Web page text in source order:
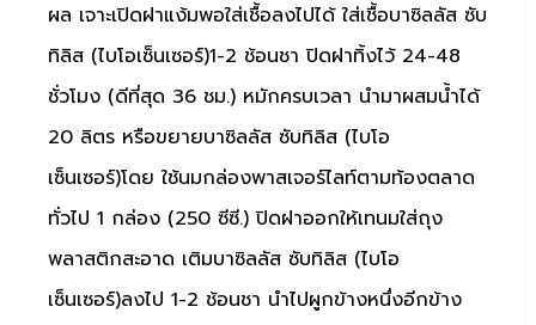
ผล เจาะเปิดฝาแง้มพอใส่เชื้อลงไปได้ ใส่เชื้อบาซิลลัส ซับ
ทิลิส (ไบโอเซ็นเซอร์)1-2 ช้อนชา ปิดฝาทิ้งไว้ 24-48
ชั่วโมง (ดีที่สุด 36 ชม.) หมักครบเวลา นำมาผสมน้ำได้
20 ลิตร หรือขยายบาซิลลัส ซับทิลิส (ไบโอ
เซ็นเซอร์)โดย ใช้นมกล่องพาสเจอร์ไลท์ตามท้องตลาด
ทั่วไป 1 กล่อง (250 ซีซี.) ปิดฝาออกให้เทนมใส่ถุง
พลาสติกสะอาด เติมบาซิลลัส ซับทิลิส (ไบโอ
เซ็นเซอร์)ลงไป 1-2 ช้อนชา นำไปผูกข้างหนึ่งอีกข้าง